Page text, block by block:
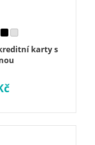
karty s